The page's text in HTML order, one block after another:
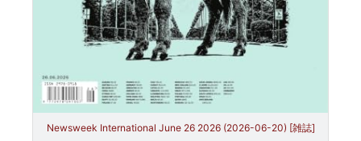
Newsweek International June 26 2026 (2026-06-20) [雑誌]